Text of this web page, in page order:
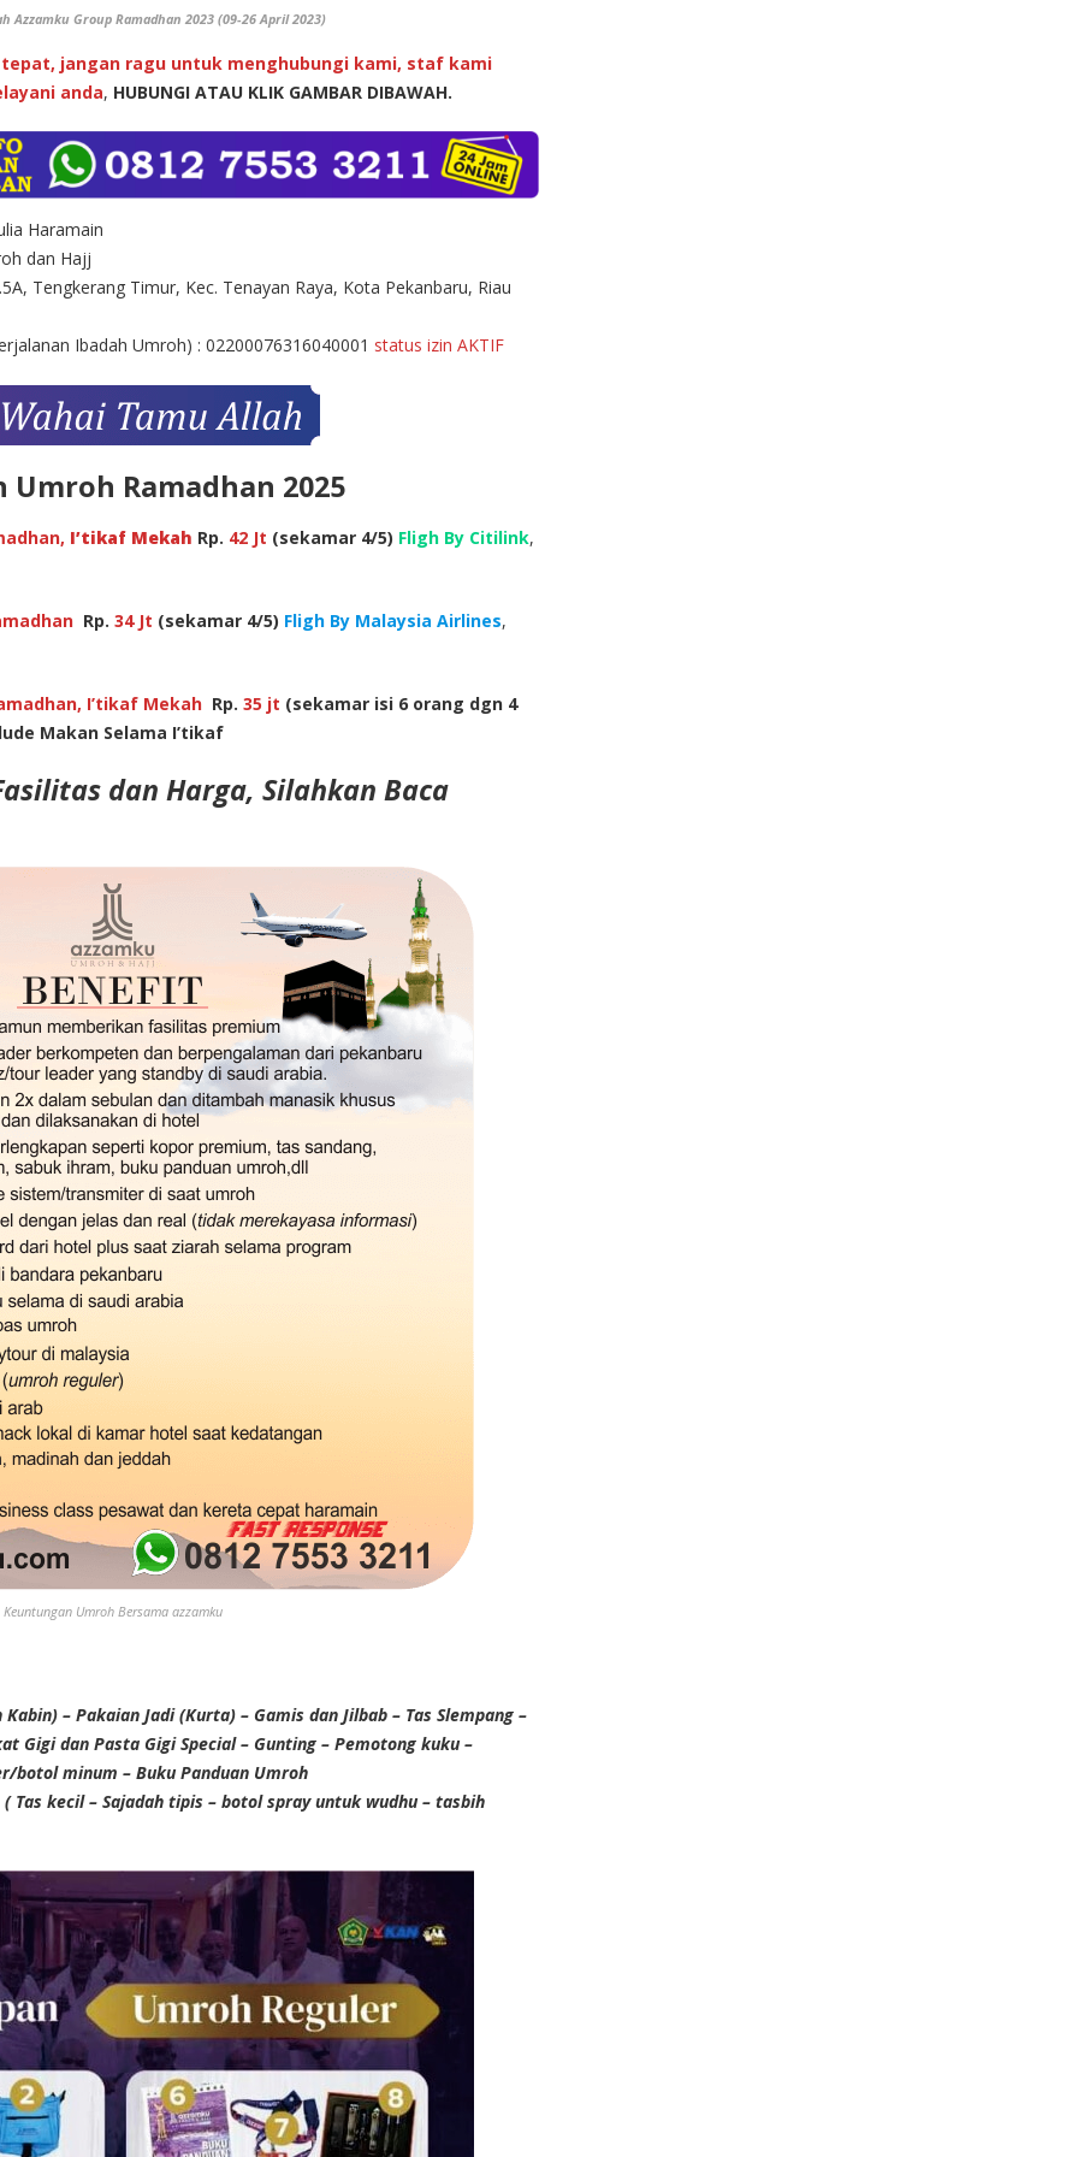
Azzamku Group Ramadhan 2023 (09-26 April 2023)
jangan ragu untuk menghubungi kami, staf kami
anda, HUBUNGI ATAU KLIK GAMBAR DIBAWAH.
Haramain
dan Hajj
Tengkerang Timur, Kec. Tenayan Raya, Kota Pekanbaru, Riau
Ibadah Umroh) : 02200076316040001 status izin AKTIF
Ramadhan 2025
I’tikaf Mekah Rp. 42 Jt (sekamar 4/5) Fligh By Citilink,
Rp. 34 Jt (sekamar 4/5) Fligh By Malaysia Airlines,
I’tikaf Mekah Rp. 35 jt (sekamar isi 6 orang dgn 4
Makan Selama I’tikaf
dan Harga, Silahkan Baca
Keuntungan Umroh Bersama azzamku
– Pakaian Jadi (Kurta) – Gamis dan Jilbab – Tas Slempang –
Gigi dan Pasta Gigi Special – Gunting – Pemotong kuku –
botol minum – Buku Panduan Umroh
Tas kecil – Sajadah tipis – botol spray untuk wudhu – tasbih